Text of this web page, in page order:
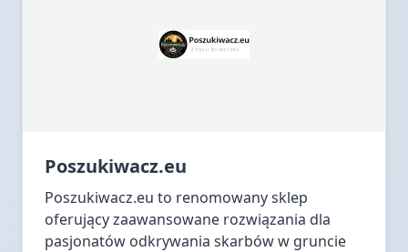
Poszukiwacz.eu
Poszukiwacz.eu to renomowany sklep
oferujący zaawansowane rozwiązania dla
pasjonatów odkrywania skarbów w gruncie